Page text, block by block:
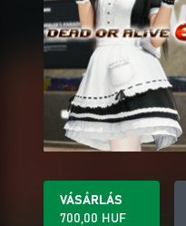
VÁSÁRLÁS
700,00 HUF